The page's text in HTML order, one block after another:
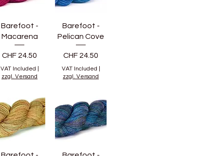
Barefoot -
Macarena
Price
CHF 24.50
VAT Included
zzgl. Versand
Barefoot -
Pelican Cove
Price
CHF 24.50
VAT Included
zzgl. Versand